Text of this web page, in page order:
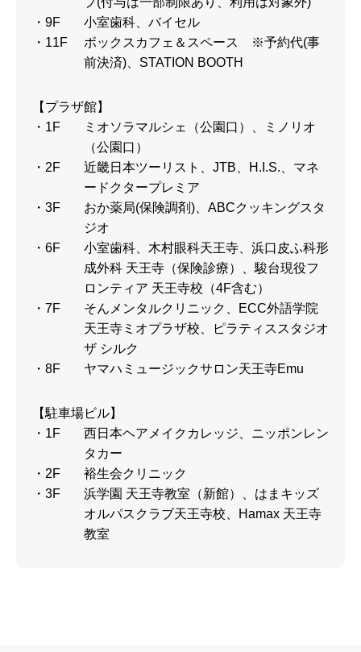
・9F
小室歯科、バイセル
・11F
ボックスカフェ＆スペース ※予約代(事
前決済)、STATION BOOTH
【プラザ館】
・1F
ミオソラマルシェ（公園口）、ミノリオ
（公園口）
・2F
近畿日本ツーリスト、JTB、H.I.S.、マネ
ードクタープレミア
・3F
おか薬局(保険調剤)、ABCクッキングスタ
ジオ
・6F
小室歯科、木村眼科天王寺、浜口皮ふ科形
成外科 天王寺（保険診療）、駿台現役フ
ロンティア 天王寺校（4F含む）
・7F
そんメンタルクリニック、ECC外語学院
天王寺ミオプラザ校、ピラティススタジオ
ザ シルク
・8F
ヤマハミュージックサロン天王寺Emu
【駐車場ビル】
・1F
西日本ヘアメイクカレッジ、ニッポンレン
タカー
・2F
裕生会クリニック
・3F
浜学園 天王寺教室（新館）、はまキッズ
オルパスクラブ天王寺校、Hamax 天王寺
教室